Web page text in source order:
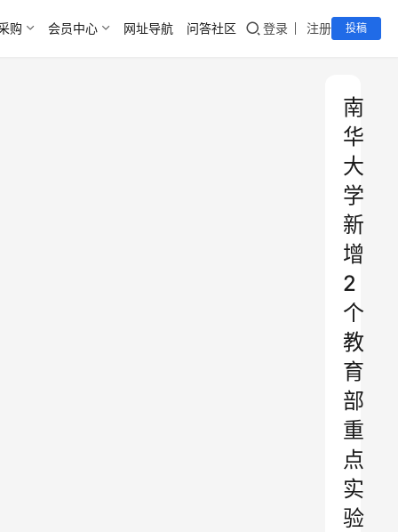
购 会员中心 网址导航 问答社区 登录 注册 投稿
南
华
大
学
新
增
2
个
教
育
部
重
点
实
验